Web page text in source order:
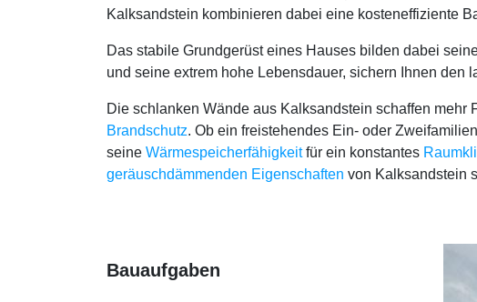
Kalksandstein kombinieren dabei eine kosteneffiziente
Das stabile Grundgerüst eines Hauses bilden dabei
und seine extrem hohe Lebensdauer, sichern Ihnen
Die schlanken Wände aus Kalksandstein schaffen
Brandschutz. Ob ein freistehendes Ein- oder
seine Wärmespeicherfähigkeitfür ein konstantes
geräuschdämmenden Eigenschaften von Kalksandstein
Bauaufgaben